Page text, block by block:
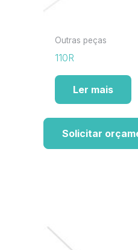
Outras peças
110R
Ler mais
Solicitar